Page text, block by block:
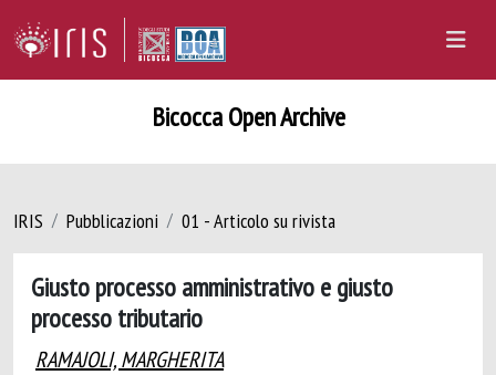
Bicocca Open Archive
IRIS Pubblicazioni 01 - Articolo su rivista
Giusto processo amministrativo e giusto
processo tributario
RAMAJOLI, MARGHERITA